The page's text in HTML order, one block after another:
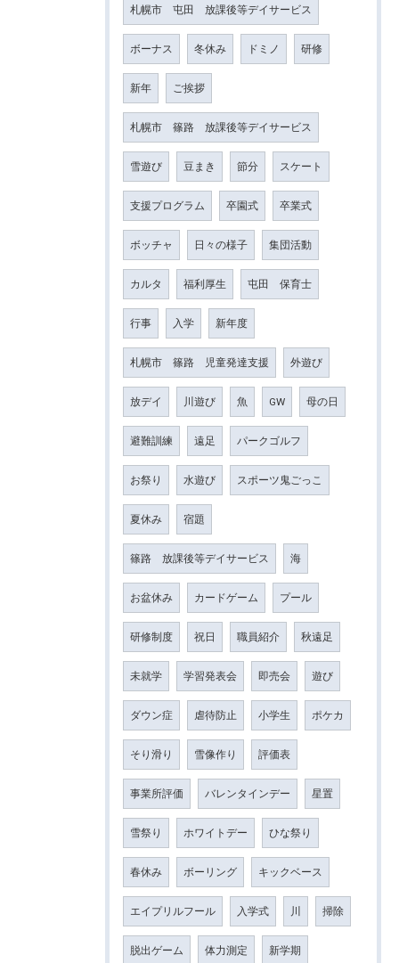
札幌市 屯田 放課後等デイサービス
ボーナス 冬休み ドミノ 研修
新年 ご挨拶
札幌市 篠路 放課後等デイサービス
雪遊び 豆まき 節分 スケート
支援プログラム 卒園式 卒業式
ボッチャ 日々の様子 集団活動
カルタ 福利厚生 屯田 保育士
行事 入学 新年度
札幌市 篠路 児童発達支援 外遊び
放デイ 川遊び 魚 GW 母の日
避難訓練 遠足 パークゴルフ
お祭り 水遊び スポーツ鬼ごっこ
夏休み 宿題
篠路 放課後等デイサービス 海
お盆休み カードゲーム プール
研修制度 祝日 職員紹介 秋遠足
未就学 学習発表会 即売会 遊び
ダウン症 虐待防止 小学生 ポケカ
そり滑り 雪像作り 評価表
事業所評価 バレンタインデー 星置
雪祭り ホワイトデー ひな祭り
春休み ボーリング キックベース
エイプリルフール 入学式 川 掃除
脱出ゲーム 体力測定 新学期